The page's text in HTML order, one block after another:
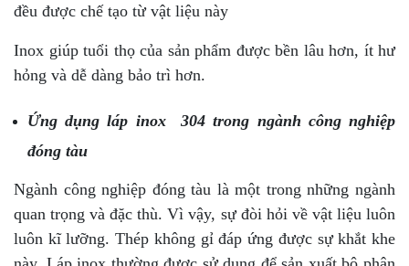
đều được chế tạo từ vật liệu này
Inox giúp tuổi thọ của sản phẩm được bền lâu hơn, ít hư
hỏng và dễ dàng bảo trì hơn.
Ứng dụng láp inox 304 trong ngành công nghiệp
đóng tàu
Ngành công nghiệp đóng tàu là một trong những ngành
quan trọng và đặc thù. Vì vậy, sự đòi hỏi về vật liệu luôn
luôn kĩ lưỡng. Thép không gỉ đáp ứng được sự khắt khe